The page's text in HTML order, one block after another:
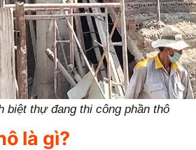
biệt thự đang thi công phần thô
là gì?